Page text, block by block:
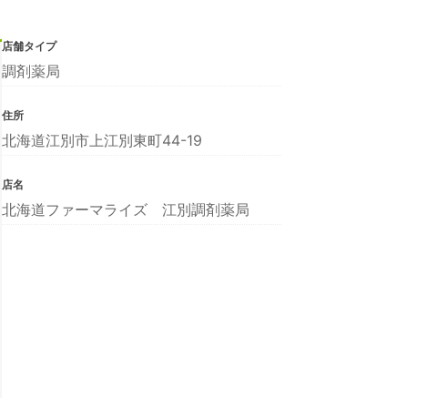
店舗タイプ
調剤薬局
住所
北海道江別市上江別東町44-19
店名
北海道ファーマライズ 江別調剤薬局